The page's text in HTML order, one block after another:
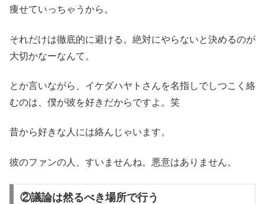
痩せていっちゃうから。
それだけは徹底的に避ける。絶対にやらないと決めるのが
大切かなーなんて。
とか言いながら、イケダハヤトさんを名指しでしつこく絡
むのは、僕が彼を好きだからですよ。笑
昔から好きな人には絡んじゃいます。
彼のファンの人、すいませんね。悪意はありません。
②議論は然るべき場所で行う